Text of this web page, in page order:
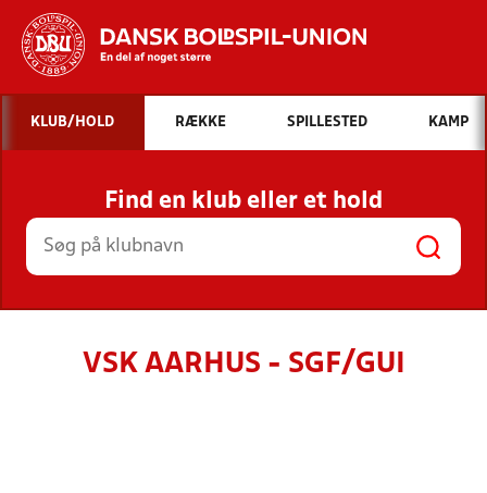
Hvad vil du søge efter?
INDHOLD OG NYHEDER
STILLINGER, RESULTATER, KLUBBER OG
HOLD
KLUB/HOLD RÆKKE SPILLESTED KAMP
Find en klub eller et hold
VSK AARHUS - SGF/GUI